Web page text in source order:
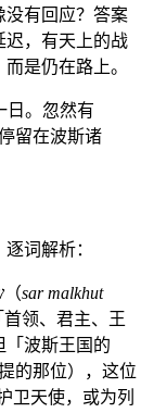
没有回应？答案
迟，有天上的战
是仍在路上。
日。忽然有
留在波斯诸
词解析：
「波斯国的魔君」，希伯来文 שַׂר מַלְכוּת פָּרַס（sar malkhut
领、君主、王
「波斯王国的
的那位），这位
卫天使，或为列